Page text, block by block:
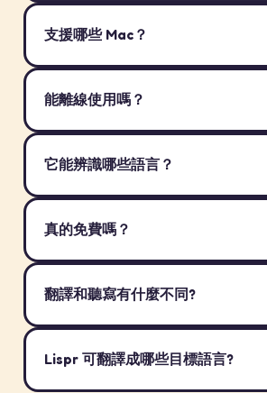
支援哪些 Mac？
能離線使用嗎？
它能辨識哪些語言？
真的免費嗎？
翻譯和聽寫有什麼不同?
Lispr 可翻譯成哪些目標語言?